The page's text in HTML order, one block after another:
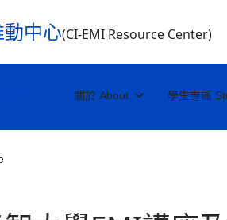
中心(CI-EMI Resource Center)
關於 About 學生專區